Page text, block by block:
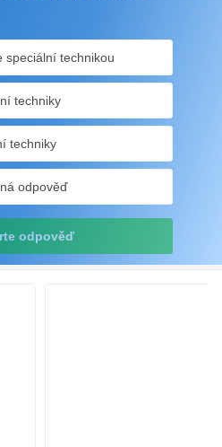
speciální technikou
techniky
techniky
odpověď
odpověď